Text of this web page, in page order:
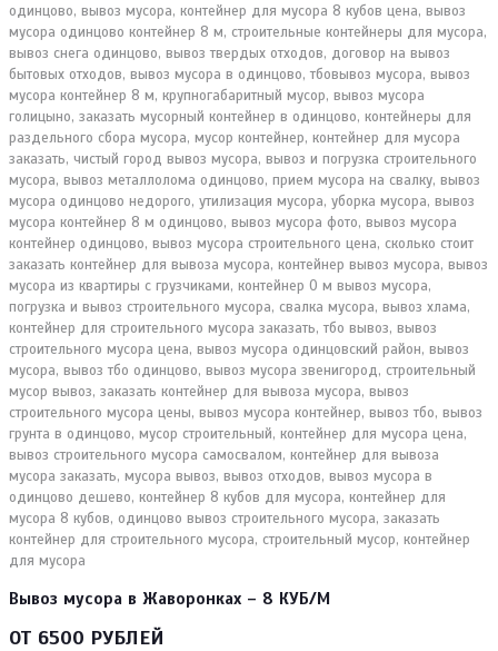
Вывоз мусора в Жаворонках – 8 КУБ/М
ОТ 6500 РУБЛЕЙ